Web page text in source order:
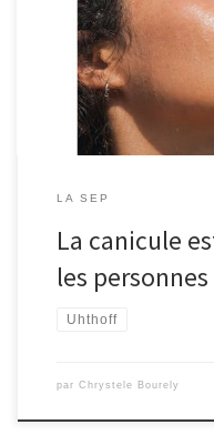
sclérose en plaques. Il
difficile à vivre » ! Avez-
d’Uhthoff ? Le
LA SEP
La canicule
les
Uhthoff
par Chrystele Bourely